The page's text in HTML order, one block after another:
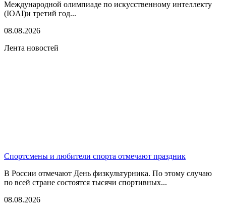
Международной олимпиаде по искусственному интеллекту
(IOAI)и третий год...
08.08.2026
Лента новостей
Спортсмены и любители спорта отмечают праздник
В России отмечают День физкультурника. По этому случаю
по всей стране состоятся тысячи спортивных...
08.08.2026